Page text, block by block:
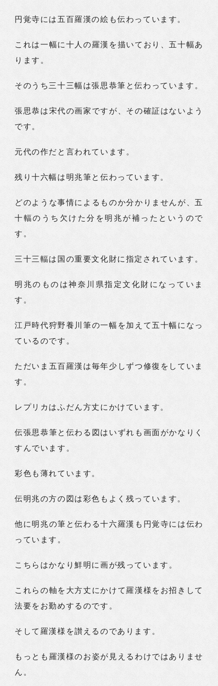
円覚寺には五百羅漢の絵も伝わっています。
これは一幅に十人の羅漢を描いており、五十幅あ
ります。
そのうち三十三幅は張思恭筆と伝わっています。
張思恭は宋代の画家ですが、その確証はないよう
です。
元代の作だと言われています。
残り十六幅は明兆筆と伝わっています。
どのような事情によるものか分かりませんが、五
十輻のうち欠けた分を明兆が補ったというので
す。
三十三輻は国の重要文化財に指定されています。
明兆のものは神奈川県指定文化財になっていま
す。
江戸時代狩野養川筆の一幅を加えて五十幅になっ
ているのです。
ただいま五百羅漢は毎年少しずつ修復をしていま
す。
レプリカはふだん方丈にかけています。
伝張思恭筆と伝わる図はいずれも画面がかなりく
すんでいます。
彩色も薄れています。
伝明兆の方の図は彩色もよく残っています。
他に明兆の筆と伝わる十六羅漢も円覚寺には伝わ
っています。
こちらはかなり鮮明に画が残っています。
これらの軸を大方丈にかけて羅漢様をお招きして
法要をお勤めするのです。
そして羅漢様を讃えるのであります。
もっとも羅漢様のお姿が見えるわけではありませ
ん。